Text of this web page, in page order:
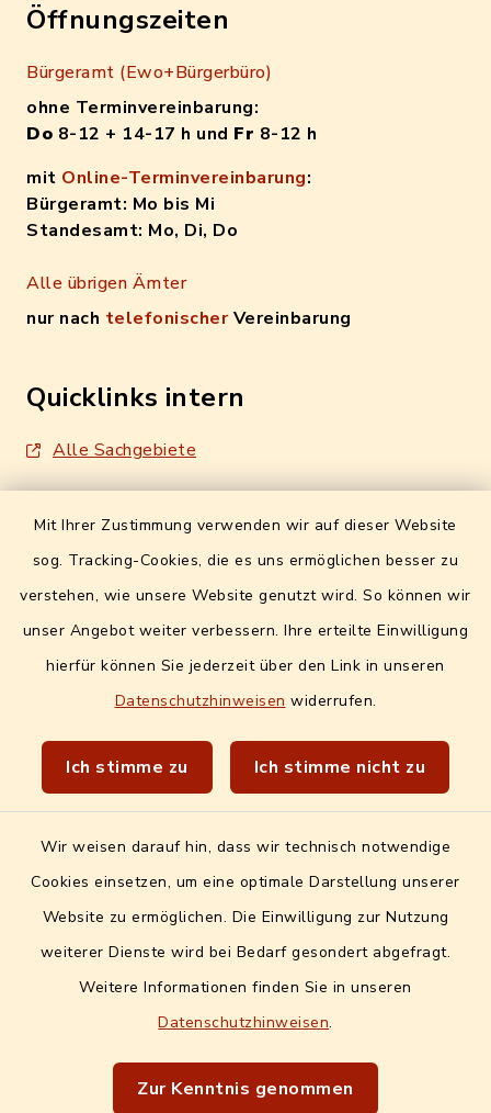
Mit Ihrer Zustimmung verwenden wir auf dieser Website
sog. Tracking-Cookies, die es uns ermöglichen besser zu
verstehen, wie unsere Website genutzt wird. So können wir
unser Angebot weiter verbessern. Ihre erteilte Einwilligung
hierfür können Sie jederzeit über den Link in unseren
Datenschutzhinweisen widerrufen.
Ich stimme zu Ich stimme nicht zu
Wir weisen darauf hin, dass wir technisch notwendige
Cookies einsetzen, um eine optimale Darstellung unserer
Website zu ermöglichen. Die Einwilligung zur Nutzung
weiterer Dienste wird bei Bedarf gesondert abgefragt.
Weitere Informationen finden Sie in unseren
Datenschutzhinweisen.
Zur Kenntnis genommen
Öffnungszeiten
Bürgeramt (Ewo+Bürgerbüro)
ohne Terminvereinbarung:
Do 8-12 + 14-17 h und Fr 8-12 h
mit Online-Terminvereinbarung:
Bürgeramt: Mo bis Mi
Standesamt: Mo, Di, Do
Alle übrigen Ämter
nur nach telefonischerVereinbarung
Quicklinks intern
Alle Sachgebiete
Formulare / Onlinedienste
Info- und Mitteilungsblatt
Quicklinks extern
Landratsamt Erlangen-Höchstadt
Wir sind Genussort!
Barrierefreiheit